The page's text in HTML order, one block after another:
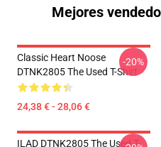
Mejores
Classic Heart Noose
DTNK2805 The Used T-Shirt
24,38 € - 28,06 €
-20%
ILAD DTNK2805 The Used T-